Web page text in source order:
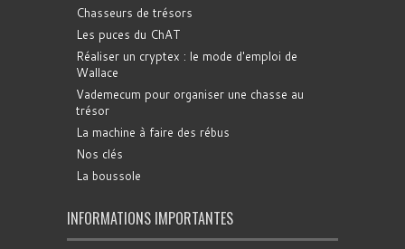
Chasseurs de trésors
Les puces du ChAT
Réaliser un cryptex : le mode d'emploi de
Wallace
Vademecum pour organiser une chasse au
trésor
La machine à faire des rébus
Nos clés
La boussole
INFORMATIONS IMPORTANTES